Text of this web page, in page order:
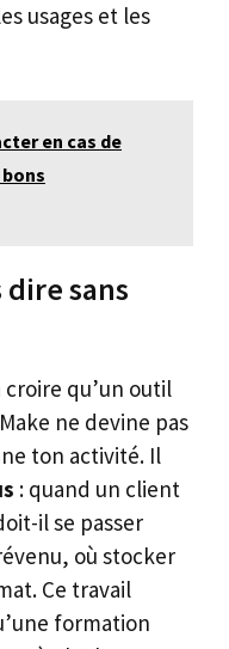
usages et les
en cas de
sans
croire qu’un outil
ne devine pas
ton activité. Il
: quand un client
il se passer
où stocker
Ce travail
formation